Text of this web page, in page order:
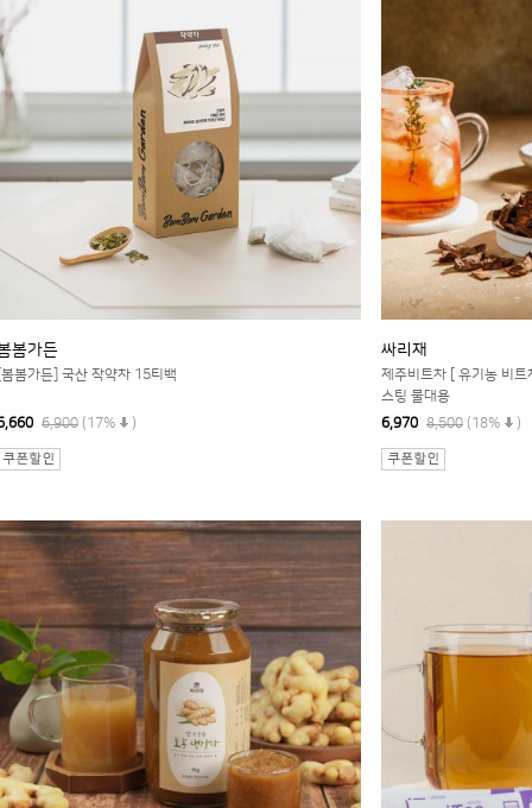
봄가든
봄가든] 국산 작약차 15티백
6,900 (17% )
싸리재
제주비트차 [ 유기농 비
스팅 물대용
6,970 8,500 (18% )